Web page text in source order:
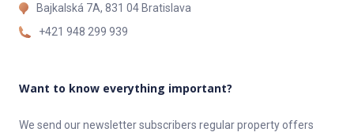
Bajkalská 7A, 831 04 Bratislava
+421 948 299 939
Want to know everything important?
We send our newsletter subscribers regular property offers